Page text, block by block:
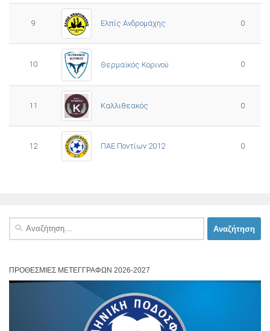
9 Ελπίς Ανδρομάχης 0
10 Θερμαϊκός Κορινού 0
11 Καλλιθεακός 0
12 ΠΑΕ Ποντίων 2012 0
Αναζήτηση
ΠΡΟΘΕΣΜΊΕΣ ΜΕΤΕΓΓΡΑΦΏΝ 2026-2027